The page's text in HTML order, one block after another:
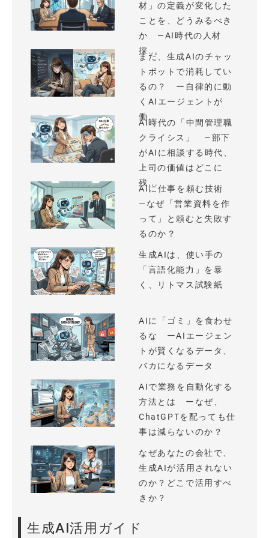
材」の定義が変化した
ことを、どうみるべき
か —AI時代の人材
採...
まだ、生成AIのチャッ
トボットで消耗してい
るの？ ー自律的に動
くAIエージェントが
働...
AI時代の「中間管理職
クライシス」 —部下
がAIに相談する時代、
上司の価値はどこに
残...
AIに仕事を頼む技術
—なぜ「営業資料を作
って」と頼むと失敗す
るのか？
生成AIは、使い手の
「言語化能力」を暴
く、リトマス試験紙
AIに「ゴミ」を食わせ
るな ーAIエージェン
トが賢くなるデータ、
バカになるデータ
AIで業務を自動化する
方法とは ーなぜ、
ChatGPTを配っても仕
事は減らないのか？
なぜあなたの会社で、
生成AIが活用されない
のか？どこで活用すべ
きか？
生成AI活用ガイド